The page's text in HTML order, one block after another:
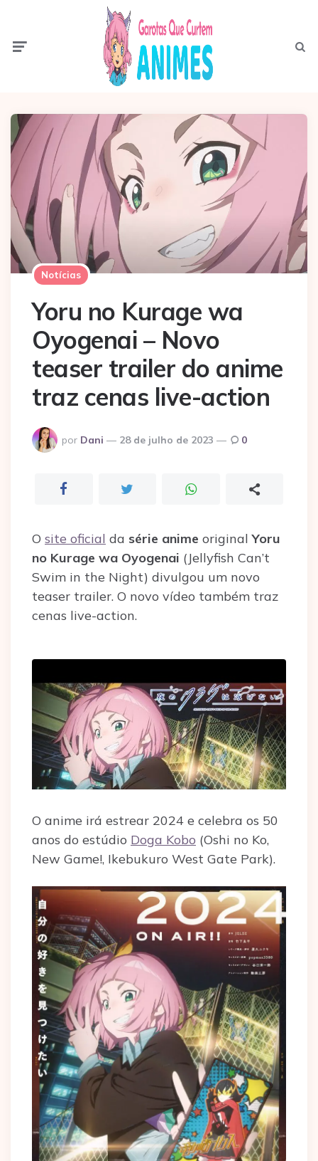
Notícias
Yoru no Kurage wa
Oyogenai – Novo
teaser trailer do anime
traz cenas live-action
Postado
por
por Dani 28 de julho de 2023 0
O site oficial da série anime originalYoru
no Kurage wa Oyogenai (Jellyfish Can’t
Swim in the Night) divulgou um novo
teaser trailer. O novo vídeo também traz
cenas live-action.
O anime irá estrear 2024 e celebra os 50
anos do estúdio Doga Kobo (Oshi no Ko,
New Game!, Ikebukuro West Gate Park).